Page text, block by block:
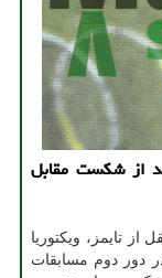
از شکست مقابل
تایمز، ویکتوریا
دور دوم مسابقات